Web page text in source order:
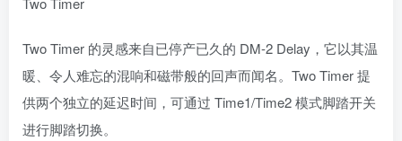
Two Timer 的灵感来自已停产已久的 DM-2 Delay，它以其温
暖、令人难忘的混响和磁带般的回声而闻名。Two Timer 提
供两个独立的延迟时间，可通过 Time1/Time2 模式脚踏开关
进行脚踏切换。